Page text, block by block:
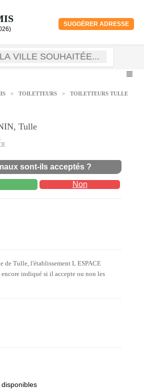
SUGGÉRER ADRESSE
> TOILETTEURS > TOILETTEURS TULLE
Tulle
sont-ils acceptés ?
Non
de Tulle, l'établissement L ESPACE
encore indiqué si il accepte ou non les